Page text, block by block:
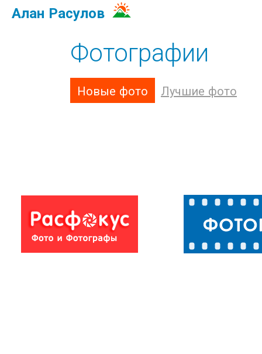
Алан Расулов
Фотографии
Новые фото Лучшие фото